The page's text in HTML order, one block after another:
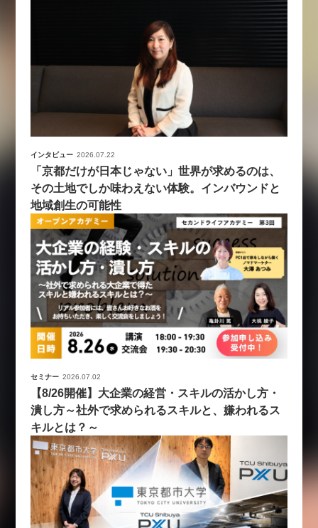
インタビュー 2026.07.22
「京都だけが日本じゃない」世界が求めるのは、
その土地でしか味わえない体験。インバウンドと
地域創生の可能性
セミナー 2026.07.02
【8/26開催】大企業の経営・スキルの活かし方・
潰し方～社外で求められるスキルと、嫌われるス
キルとは？～